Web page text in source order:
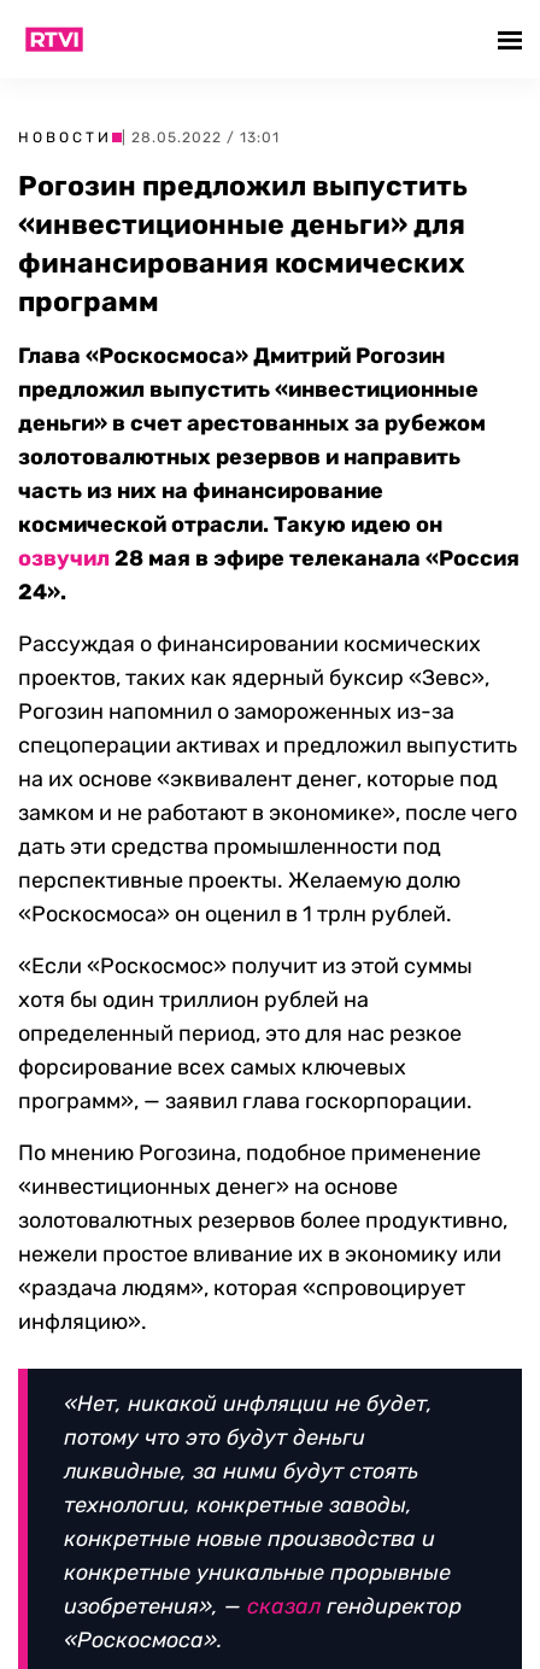
НОВОСТИ | 28.05.2022 / 13:01
Рогозин предложил выпустить
«инвестиционные деньги» для
финансирования космических
программ
Глава «Роскосмоса» Дмитрий Рогозин
предложил выпустить «инвестиционные
деньги» в счет арестованных за рубежом
золотовалютных резервов и направить
часть из них на финансирование
космической отрасли. Такую идею он
озвучил28 мая в эфире телеканала «Россия
24».
Рассуждая о финансировании космических
проектов, таких как ядерный буксир «Зевс»,
Рогозин напомнил о замороженных из-за
спецоперации активах и предложил выпустить
на их основе «эквивалент денег, которые под
замком и не работают в экономике», после чего
дать эти средства промышленности под
перспективные проекты. Желаемую долю
«Роскосмоса» он оценил в 1 трлн рублей.
«Если «Роскосмос» получит из этой суммы
хотя бы один триллион рублей на
определенный период, это для нас резкое
форсирование всех самых ключевых
программ», — заявил глава госкорпорации.
По мнению Рогозина, подобное применение
«инвестиционных денег» на основе
золотовалютных резервов более продуктивно,
нежели простое вливание их в экономику или
«раздача людям», которая «спровоцирует
инфляцию».
«Нет, никакой инфляции не будет,
потому что это будут деньги
ликвидные, за ними будут стоять
технологии, конкретные заводы,
конкретные новые производства и
конкретные уникальные прорывные
изобретения», — сказал гендиректор
«Роскосмоса».